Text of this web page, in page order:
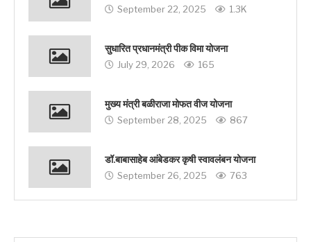
September 22, 2025 1.3K
सुधारित प्रधानमंत्री पीक विमा योजना
July 29, 2026 165
मुख्य मंत्री बळीराजा मोफत वीज योजना
September 28, 2025 867
डॉ.बाबासाहेब आंबेडकर कृषी स्वावलंबन योजना
September 26, 2025 763